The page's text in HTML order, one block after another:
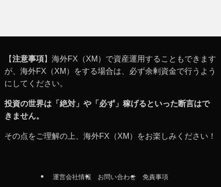
【注意事項】海外FX（XM）で資産運用することもできます
が、海外FX（XM）をする場合は、必ず余剰資金で行うよう
にしてください。
投資の世界は「絶対」や「必ず」稼げるといった断言はで
きません。
その点をご理解の上、海外FX（XM）をお楽しみください！
運営会社情報 お問い合わせ 免責事項